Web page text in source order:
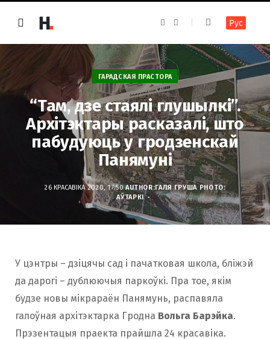
e
b
o
o
k
t
r
a
Рус
ГАРАДСКАЯ ПРАСТОРА
“Там, дзе стаялі глушылкі”.
Архітэктары расказалі, што
пабудуюць у гродзенскай
Панямуні
26 КРАСАВІКА 2020, 17:50 AUTHOR:ГАЛЯ ГРУША PHOTO:
АЎТАРКІ
У цэнтры – дзіцячы сад і пачатковая школа, бліжэй
да дарогі – дублюючыя паркоўкі. Пра тое, якім
будзе новы мікрараён Панямунь, распавяла
галоўная архітэктарка Гродна Вольга Барэйка.
Прэзентацыя праекта прайшла 24 красавіка.